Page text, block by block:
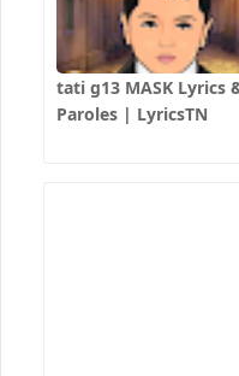
tati g13 MASK Lyrics
Paroles | LyricsTN